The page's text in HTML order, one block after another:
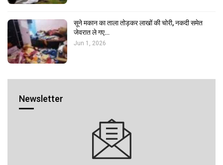
सूने मकान का ताला तोड़कर लाखों की चोरी, नकदी समेत
जेवरात ले गए…
Jun 1, 2026
Newsletter